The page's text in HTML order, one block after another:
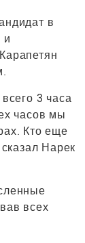
в
и
3 часа
часов мы
Кто еще
Нарек
всех